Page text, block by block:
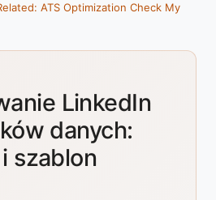
ATS Optimization Check My
LinkedIn
danych:
szablon